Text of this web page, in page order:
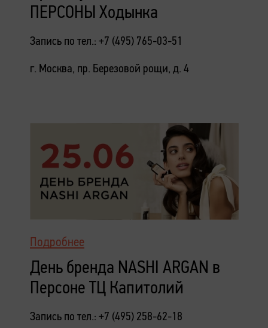
ПЕРСОНЫ Ходынка
Запись по тел.: +7 (495) 765-03-51
г. Москва, пр. Березовой рощи, д. 4
Подробнее
День бренда NASHI ARGAN в
Персоне ТЦ Капитолий
Запись по тел.: +7 (495) 258-62-18